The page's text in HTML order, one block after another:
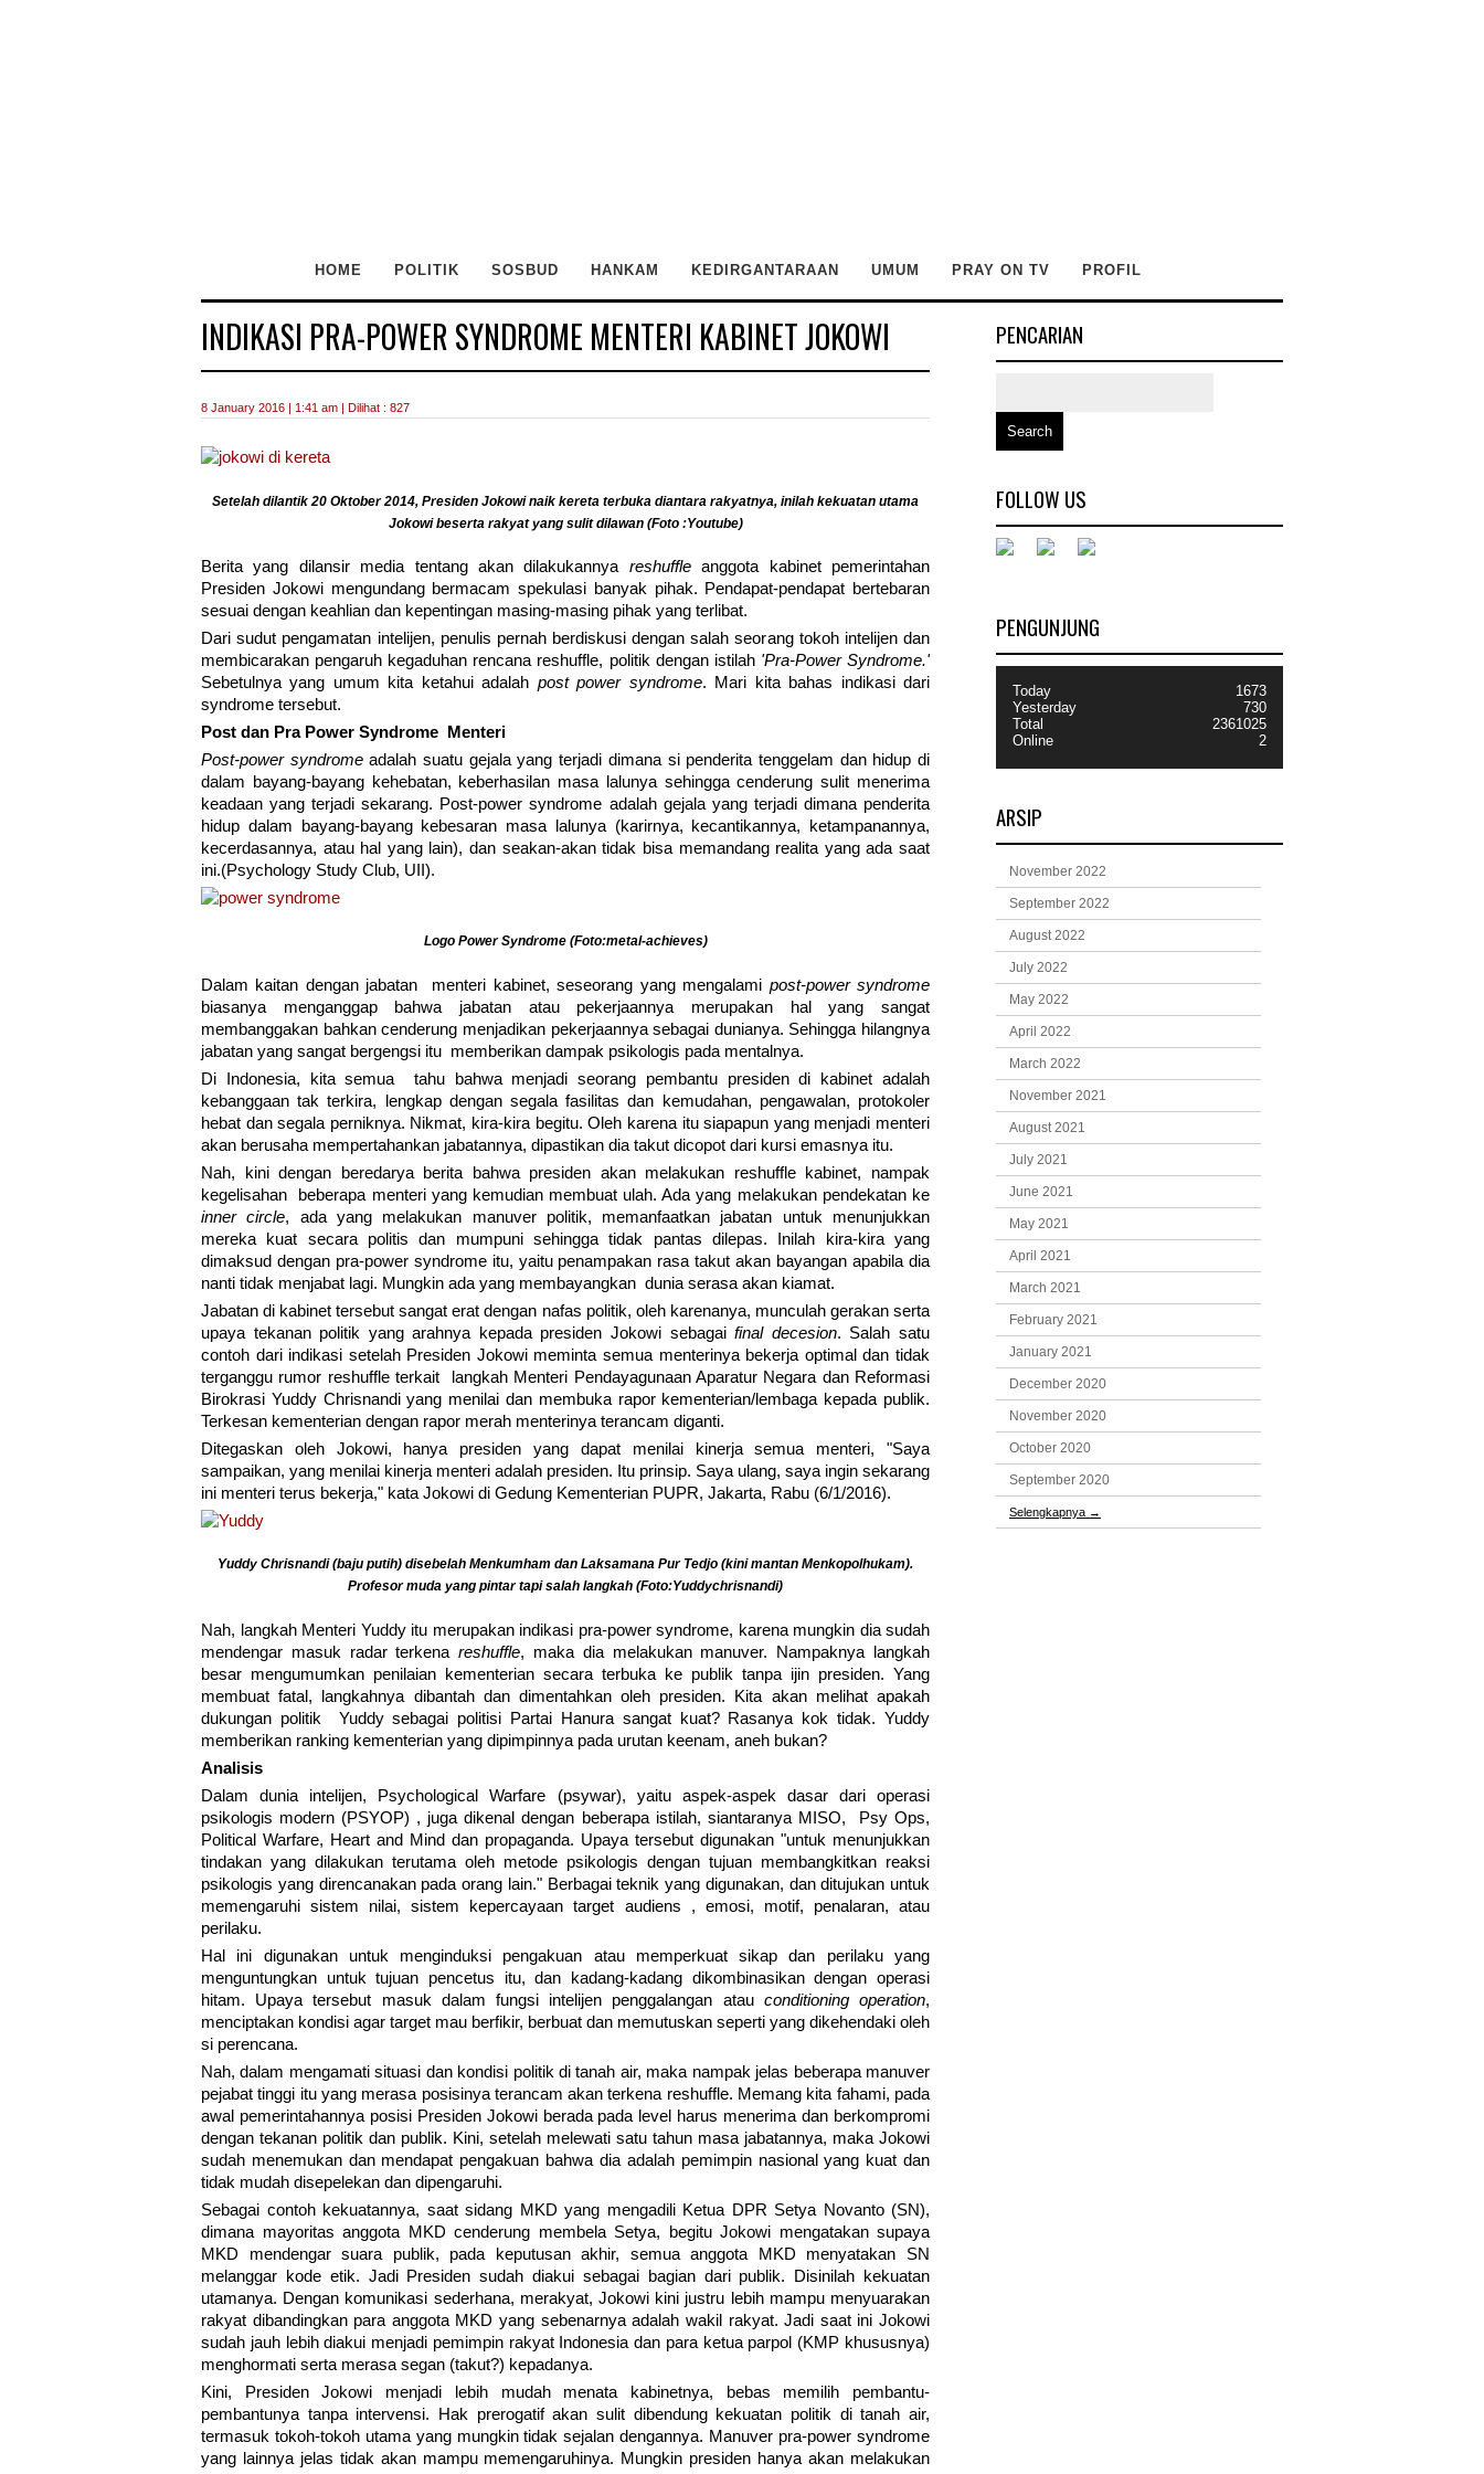
HOME POLITIK SOSBUD HANKAM KEDIRGANTARAAN UMUM PRAY ON TV PROFIL
INDIKASI PRA-POWER SYNDROME MENTERI KABINET JOKOWI
8 January 2016 | 1:41 am | Dilihat : 827
Setelah dilantik 20 Oktober 2014, Presiden Jokowi naik kereta terbuka diantara rakyatnya, inilah kekuatan utama
Jokowi beserta rakyat yang sulit dilawan (Foto :Youtube)
Berita yang dilansir media tentang akan dilakukannya reshuffleanggota kabinet pemerintahan
Presiden Jokowi mengundang bermacam spekulasi banyak pihak. Pendapat-pendapat bertebaran
sesuai dengan keahlian dan kepentingan masing-masing pihak yang terlibat.
Dari sudut pengamatan intelijen, penulis pernah berdiskusi dengan salah seorang tokoh intelijen dan
membicarakan pengaruh kegaduhan rencana reshuffle, politik dengan istilah'Pra-Power Syndrome.'
Sebetulnya yang umum kita ketahui adalah post power syndrome. Mari kita bahas indikasi dari
syndrome tersebut.
Post dan Pra Power Syndrome Menteri
Post-power syndromeadalah suatu gejala yang terjadi dimana si penderita tenggelam dan hidup di
dalam bayang-bayang kehebatan, keberhasilan masa lalunya sehingga cenderung sulit menerima
keadaan yang terjadi sekarang. Post-power syndrome adalah gejala yang terjadi dimana penderita
hidup dalam bayang-bayang kebesaran masa lalunya (karirnya, kecantikannya, ketampanannya,
kecerdasannya, atau hal yang lain), dan seakan-akan tidak bisa memandang realita yang ada saat
ini.(Psychology Study Club, UII).
Logo Power Syndrome (Foto:metal-achieves)
Dalam kaitan dengan jabatan menteri kabinet, seseorang yang mengalami post-power syndrome
biasanya menganggap bahwa jabatan atau pekerjaannya merupakan hal yang sangat
membanggakan bahkan cenderung menjadikan pekerjaannya sebagai dunianya. Sehingga hilangnya
jabatan yang sangat bergengsi itu memberikan dampak psikologis pada mentalnya.
Di Indonesia, kita semua tahu bahwa menjadi seorang pembantu presiden di kabinet adalah
kebanggaan tak terkira, lengkap dengan segala fasilitas dan kemudahan, pengawalan, protokoler
hebat dan segala perniknya. Nikmat, kira-kira begitu. Oleh karena itu siapapun yang menjadi menteri
akan berusaha mempertahankan jabatannya, dipastikan dia takut dicopot dari kursi emasnya itu.
Nah, kini dengan beredarya berita bahwa presiden akan melakukan reshuffle kabinet, nampak
kegelisahan beberapa menteri yang kemudian membuat ulah. Ada yang melakukan pendekatan ke
inner circle, ada yang melakukan manuver politik, memanfaatkan jabatan untuk menunjukkan
mereka kuat secara politis dan mumpuni sehingga tidak pantas dilepas. Inilah kira-kira yang
dimaksud dengan pra-power syndrome itu, yaitu penampakan rasa takut akan bayangan apabila dia
nanti tidak menjabat lagi. Mungkin ada yang membayangkan dunia serasa akan kiamat.
Jabatan di kabinet tersebut sangat erat dengan nafas politik, oleh karenanya, munculah gerakan serta
upaya tekanan politik yang arahnya kepada presiden Jokowi sebagaifinal decesion. Salah satu
contoh dari indikasi setelah Presiden Jokowi meminta semua menterinya bekerja optimal dan tidak
terganggu rumor reshuffle terkait langkah Menteri Pendayagunaan Aparatur Negara dan Reformasi
Birokrasi Yuddy Chrisnandi yang menilai dan membuka rapor kementerian/lembaga kepada publik.
Terkesan kementerian dengan rapor merah menterinya terancam diganti.
Ditegaskan oleh Jokowi, hanya presiden yang dapat menilai kinerja semua menteri, "Saya
sampaikan, yang menilai kinerja menteri adalah presiden. Itu prinsip. Saya ulang, saya ingin sekarang
ini menteri terus bekerja," kata Jokowi di Gedung Kementerian PUPR, Jakarta, Rabu (6/1/2016).
Yuddy Chrisnandi (baju putih) disebelah Menkumham dan Laksamana Pur Tedjo (kini mantan Menkopolhukam).
Profesor muda yang pintar tapi salah langkah (Foto:Yuddychrisnandi)
Nah, langkah Menteri Yuddy itu merupakan indikasi pra-power syndrome, karena mungkin dia sudah
mendengar masuk radar terkenareshuffle, maka dia melakukan manuver. Nampaknya langkah
besar mengumumkan penilaian kementerian secara terbuka ke publik tanpa ijin presiden. Yang
membuat fatal, langkahnya dibantah dan dimentahkan oleh presiden. Kita akan melihat apakah
dukungan politik Yuddy sebagai politisi Partai Hanura sangat kuat? Rasanya kok tidak. Yuddy
memberikan ranking kementerian yang dipimpinnya pada urutan keenam, aneh bukan?
Analisis
Dalam dunia intelijen, Psychological Warfare (psywar), yaitu aspek-aspek dasar dari operasi
psikologis modern (PSYOP) , juga dikenal dengan beberapa istilah, siantaranya MISO, Psy Ops,
Political Warfare, Heart and Mind dan propaganda. Upaya tersebut digunakan "untuk menunjukkan
tindakan yang dilakukan terutama oleh metode psikologis dengan tujuan membangkitkan reaksi
psikologis yang direncanakan pada orang lain." Berbagai teknik yang digunakan, dan ditujukan untuk
memengaruhi sistem nilai, sistem kepercayaan target audiens , emosi, motif, penalaran, atau
perilaku.
Hal ini digunakan untuk menginduksi pengakuan atau memperkuat sikap dan perilaku yang
menguntungkan untuk tujuan pencetus itu, dan kadang-kadang dikombinasikan dengan operasi
hitam. Upaya tersebut masuk dalam fungsi intelijen penggalangan atau conditioning operation,
menciptakan kondisi agar target mau berfikir, berbuat dan memutuskan seperti yang dikehendaki oleh
si perencana.
Nah, dalam mengamati situasi dan kondisi politik di tanah air, maka nampak jelas beberapa manuver
pejabat tinggi itu yang merasa posisinya terancam akan terkena reshuffle. Memang kita fahami, pada
awal pemerintahannya posisi Presiden Jokowi berada pada level harus menerima dan berkompromi
dengan tekanan politik dan publik. Kini, setelah melewati satu tahun masa jabatannya, maka Jokowi
sudah menemukan dan mendapat pengakuan bahwa dia adalah pemimpin nasional yang kuat dan
tidak mudah disepelekan dan dipengaruhi.
Sebagai contoh kekuatannya, saat sidang MKD yang mengadili Ketua DPR Setya Novanto (SN),
dimana mayoritas anggota MKD cenderung membela Setya, begitu Jokowi mengatakan supaya
MKD mendengar suara publik, pada keputusan akhir, semua anggota MKD menyatakan SN
melanggar kode etik. Jadi Presiden sudah diakui sebagai bagian dari publik. Disinilah kekuatan
utamanya. Dengan komunikasi sederhana, merakyat, Jokowi kini justru lebih mampu menyuarakan
rakyat dibandingkan para anggota MKD yang sebenarnya adalah wakil rakyat. Jadi saat ini Jokowi
sudah jauh lebih diakui menjadi pemimpin rakyat Indonesia dan para ketua parpol (KMP khususnya)
menghormati serta merasa segan (takut?) kepadanya.
Kini, Presiden Jokowi menjadi lebih mudah menata kabinetnya, bebas memilih pembantu-
pembantunya tanpa intervensi. Hak prerogatif akan sulit dibendung kekuatan politik di tanah air,
termasuk tokoh-tokoh utama yang mungkin tidak sejalan dengannya. Manuver pra-power syndrome
yang lainnya jelas tidak akan mampu memengaruhinya. Mungkin presiden hanya akan melakukan
PENCARIAN
FOLLOW US
PENGUNJUNG
Today
Yesterday
Total
Online
1673
730
2361025
2
ARSIP
November 2022
September 2022
August 2022
July 2022
May 2022
April 2022
March 2022
November 2021
August 2021
July 2021
June 2021
May 2021
April 2021
March 2021
February 2021
January 2021
December 2020
November 2020
October 2020
September 2020
Selengkapnya →